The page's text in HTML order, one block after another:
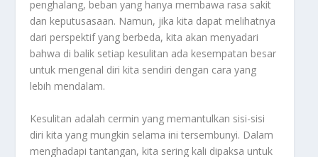
penghalang, beban yang hanya membawa rasa sakit
dan keputusasaan. Namun, jika kita dapat melihatnya
dari perspektif yang berbeda, kita akan menyadari
bahwa di balik setiap kesulitan ada kesempatan besar
untuk mengenal diri kita sendiri dengan cara yang
lebih mendalam.
Kesulitan adalah cermin yang memantulkan sisi-sisi
diri kita yang mungkin selama ini tersembunyi. Dalam
menghadapi tantangan, kita sering kali dipaksa untuk